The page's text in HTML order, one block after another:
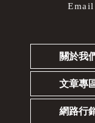
關於我
文章專
網路行